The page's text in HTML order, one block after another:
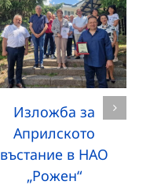
Изложба за
Априлското
въстание в НАО
„Рожен“